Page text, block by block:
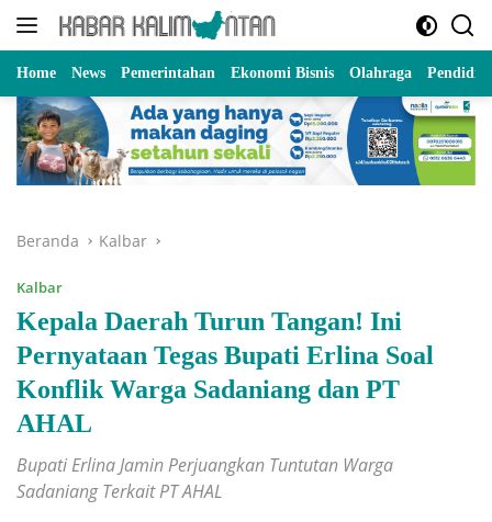
Langsung
Home News Pemerintahan Ekonomi Bisnis Olahraga
Beranda Kalbar
Kalbar
Kepala Daerah Turun Tangan! Ini
Pernyataan Tegas Bupati Erlina Soal
Konflik Warga Sadaniang dan PT
AHAL
Bupati Erlina Jamin Perjuangkan Tuntutan Warga
Sadaniang Terkait PT AHAL